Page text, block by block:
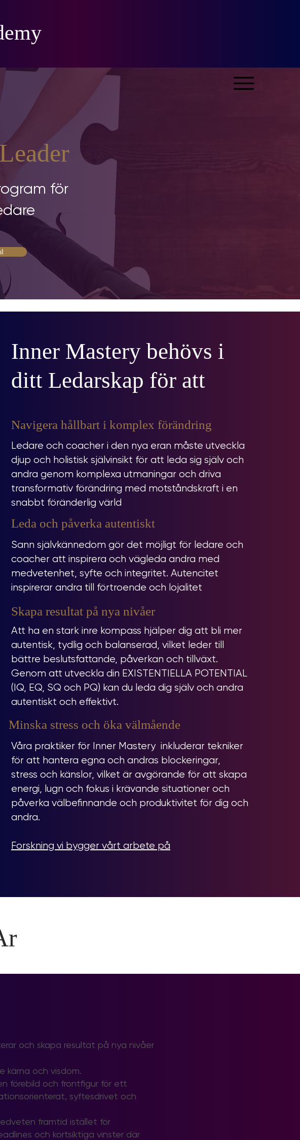
för
Inner Mastery behövs i
ditt Ledarskap för att
Navigera hållbart i komplex förändring
Ledare och coacher i den nya eran måste utveckla
djup och holistisk självinsikt för att leda sig själv och
andra genom komplexa utmaningar och driva
transformativ förändring med motståndskraft i en
snabbt föränderlig värld
Leda och påverka autentiskt
Sann självkännedom gör det möjligt för ledare och
coacher att inspirera och vägleda andra med
medvetenhet, syfte och integritet. Autencitet
inspirerar andra till förtroende och lojalitet
Skapa resultat på nya nivåer
Att ha en stark inre kompass hjälper dig att bli mer
autentisk, tydlig och balanserad, vilket leder till
bättre beslutsfattande, påverkan och tillväxt.
Genom att utveckla din EXISTENTIELLA POTENTIAL
(IQ, EQ, SQ och PQ) kan du leda dig själv och andra
autentiskt och effektivt.
Minska stress och öka välmående
Våra praktiker för Inner Mastery inkluderar tekniker
för att hantera egna och andras blockeringar,
stress och känslor, vilket är avgörande för att skapa
energi, lugn och fokus i krävande situationer och
påverka välbefinnande och produktivitet för dig och
andra.
Forskning vi bygger vårt arbete på
och skapa resultat på nya nivåer
kärna och visdom.
förebild och frontfigur för ett
syftesdrivet och
framtid istället för
och kortsiktiga vinster där